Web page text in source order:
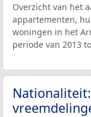
Overzicht van het
appartementen,
woningen in het
periode van 2013